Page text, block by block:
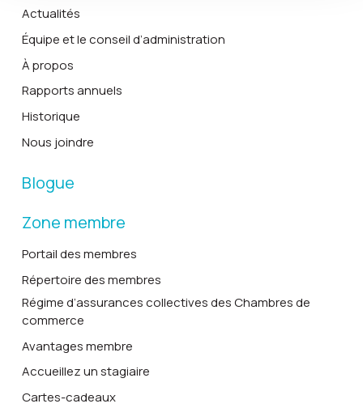
Actualités
Équipe et le conseil d’administration
À propos
Rapports annuels
Historique
Nous joindre
Blogue
Zone membre
Portail des membres
Répertoire des membres
Régime d’assurances collectives des Chambres de
commerce
Avantages membre
Accueillez un stagiaire
Cartes-cadeaux